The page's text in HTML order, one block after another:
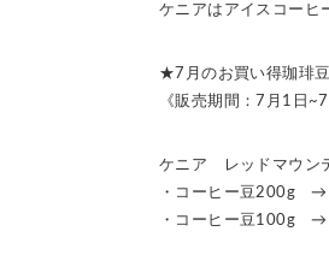
ケニアはアイスコーヒ
★7月のお買い得珈琲
《販売期間：7月1日
ケニア レッドマウン
・コーヒー豆200g
・コーヒー豆100g